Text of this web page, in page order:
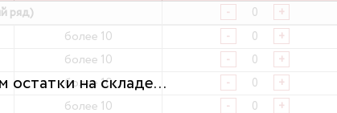
ряд)
- +
более 10 - +
более 10 - +
более 10 - +
более 10 - +